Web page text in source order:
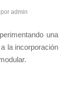
por admin
una
la incorporación